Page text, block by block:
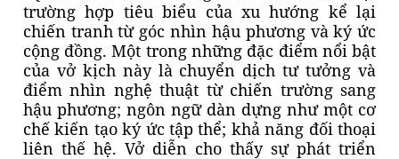
trường hợp tiêu biểu của xu hướng kể lại
chiến tranh từ góc nhìn hậu phương và ký ức
cộng đồng. Một trong những đặc điểm nổi bật
của vở kịch này là chuyển dịch tư tưởng và
điểm nhìn nghệ thuật từ chiến trường sang
hậu phương; ngôn ngữ dàn dựng như một cơ
chế kiến tạo ký ức tập thể; khả năng đối thoại
liên thế hệ. Vở diễn cho thấy sự phát triển